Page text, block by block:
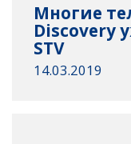
Многие
Discovery
STV
14.03.2019